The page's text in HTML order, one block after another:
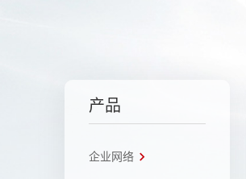
产品
企业网络